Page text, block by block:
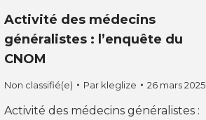
Activité des médecins
généralistes : l’enquête du
CNOM
Non classifié(e) Par kleglize 26 mars 2025
Activité des médecins généralistes :